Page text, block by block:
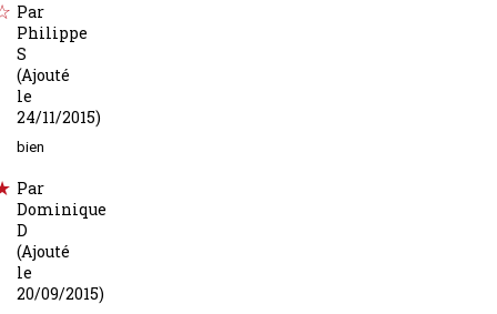
Par
Philippe
S
(Ajouté
le
24/11/2015)
bien
Par
Dominique
D
(Ajouté
le
20/09/2015)